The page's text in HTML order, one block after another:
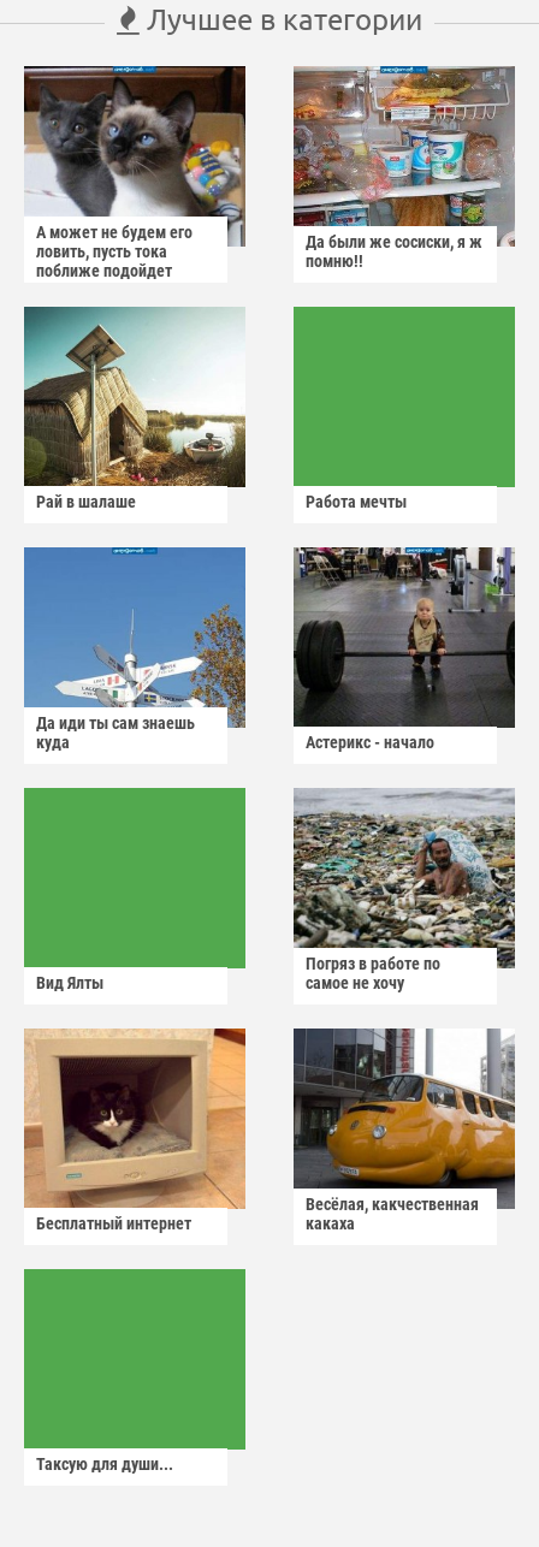
Лучшее в категории
А может не будем его
ловить, пусть тока
поближе подойдет
Да были же сосиски, я ж
помню!!
Рай в шалаше Работа мечты
Да иди ты сам знаешь
куда
Астерикс - начало
Вид Ялты
Погряз в работе по
самое не хочу
Бесплатный интернет
Весёлая, какчественная
какаха
Таксую для души...